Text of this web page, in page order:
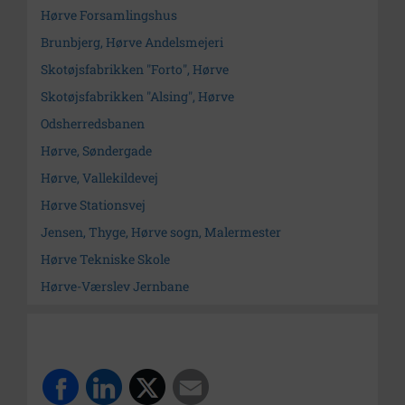
Hørve Forsamlingshus
Brunbjerg, Hørve Andelsmejeri
Skotøjsfabrikken "Forto", Hørve
Skotøjsfabrikken "Alsing", Hørve
Odsherredsbanen
Hørve, Søndergade
Hørve, Vallekildevej
Hørve Stationsvej
Jensen, Thyge, Hørve sogn, Malermester
Hørve Tekniske Skole
Hørve-Værslev Jernbane